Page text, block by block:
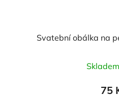
Svatební obálka na
Skladem
75